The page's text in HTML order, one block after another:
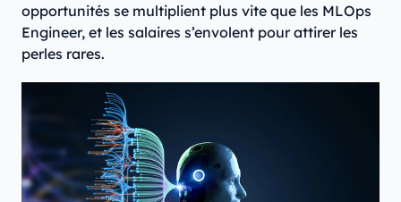
opportunités se multiplient plus vite que les MLOps
Engineer, et les salaires s’envolent pour attirer les
perles rares.